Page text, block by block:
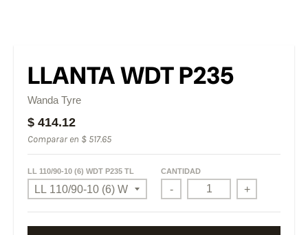
LLANTA WDT P235
Wanda Tyre
$ 414.12
Comparar en $ 517.65
LL 110/90-10 (6) WDT P235 TL CANTIDAD
- +